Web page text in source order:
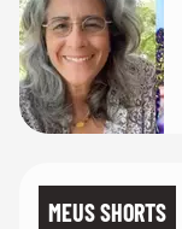
MEUS SHORTS